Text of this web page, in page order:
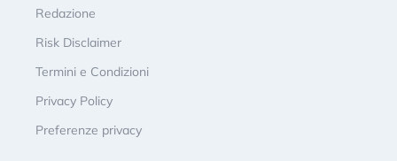
Redazione
Risk Disclaimer
Termini e Condizioni
Privacy Policy
Preferenze privacy